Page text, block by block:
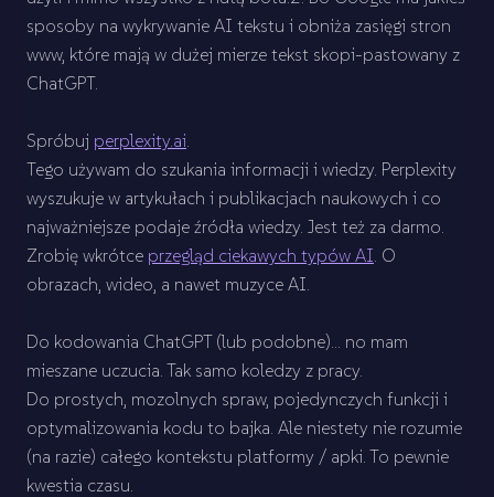
sposoby na wykrywanie AI tekstu i obniża zasięgi stron
www, które mają w dużej mierze tekst skopi-pastowany z
ChatGPT.
Spróbuj perplexity.ai.
Tego używam do szukania informacji i wiedzy. Perplexity
wyszukuje w artykułach i publikacjach naukowych i co
najważniejsze podaje źródła wiedzy. Jest też za darmo.
Zrobię wkrótce przegląd ciekawych typów AI. O
obrazach, wideo, a nawet muzyce AI.
Do kodowania ChatGPT (lub podobne)... no mam
mieszane uczucia. Tak samo koledzy z pracy.
Do prostych, mozolnych spraw, pojedynczych funkcji i
optymalizowania kodu to bajka. Ale niestety nie rozumie
(na razie) całego kontekstu platformy / apki. To pewnie
kwestia czasu.